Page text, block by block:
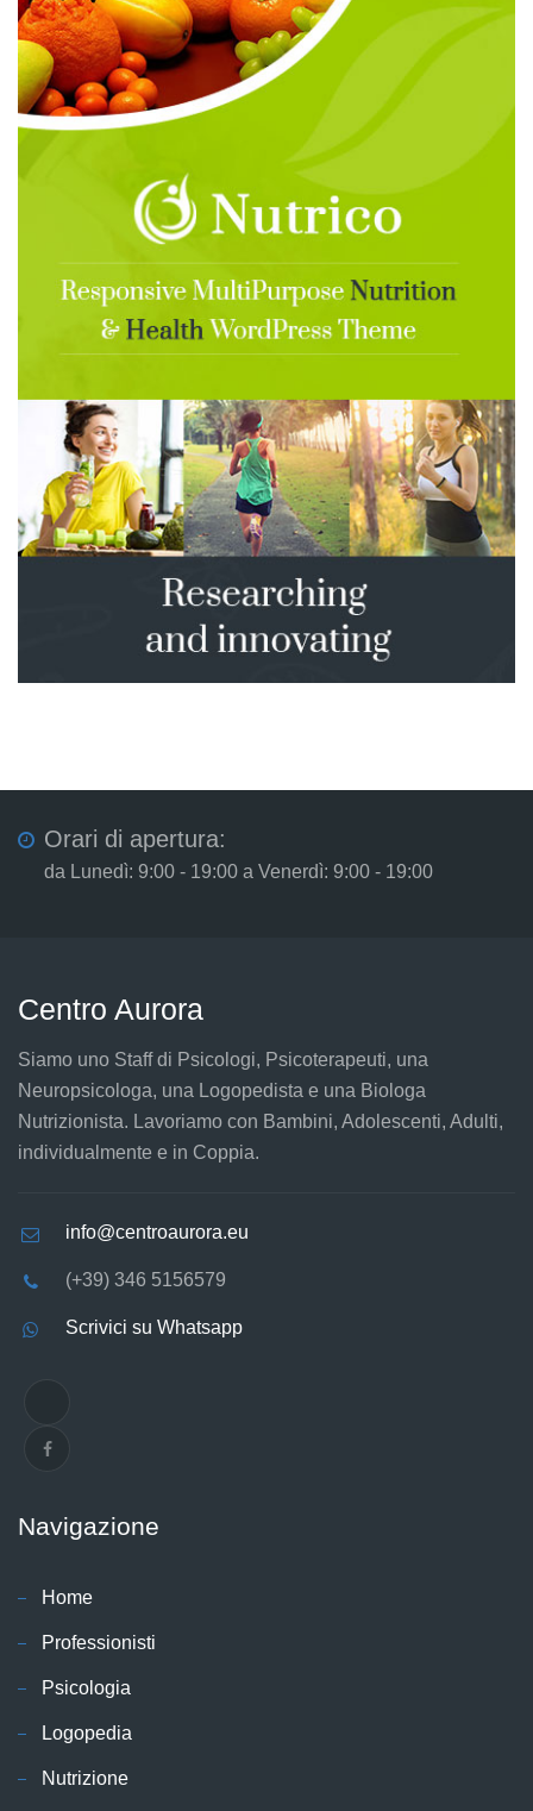
Orari di apertura:
da Lunedì: 9:00 - 19:00 a Venerdì: 9:00 - 19:00
Centro Aurora
Siamo uno Staff di Psicologi, Psicoterapeuti, una
Neuropsicologa, una Logopedista e una Biologa
Nutrizionista. Lavoriamo con Bambini, Adolescenti, Adulti,
individualmente e in Coppia.
info@centroaurora.eu
(+39) 346 5156579
Scrivici su Whatsapp
Navigazione
Home
Professionisti
Psicologia
Logopedia
Nutrizione